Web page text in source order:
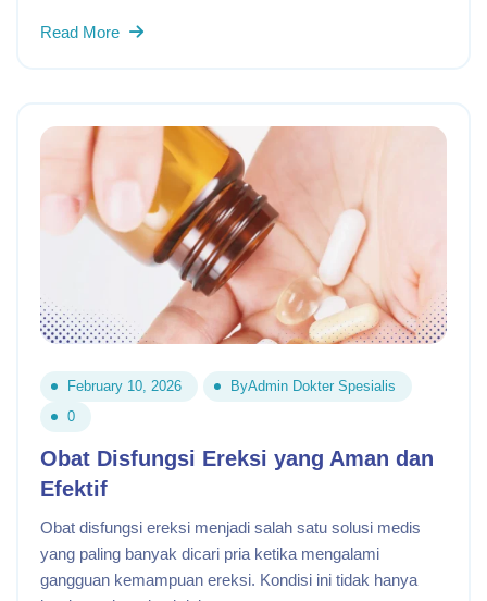
Read More
February 10, 2026 ByAdmin Dokter Spesialis
0
Obat Disfungsi Ereksi yang Aman dan
Efektif
Obat disfungsi ereksi menjadi salah satu solusi medis
yang paling banyak dicari pria ketika mengalami
gangguan kemampuan ereksi. Kondisi ini tidak hanya